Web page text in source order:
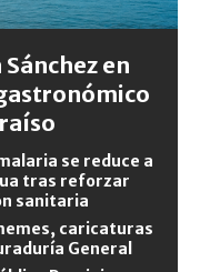
en
se reduce a
tras reforzar
sanitaria
caricaturas
General